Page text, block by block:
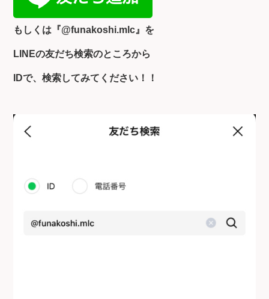
もしくは『@funakoshi.mlc』を
LINEの友だち検索のところから
IDで、検索してみてください！！